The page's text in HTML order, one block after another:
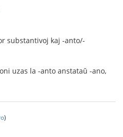
substantivoj kaj -anto/-
uzas la -anto anstataŭ -ano,
)